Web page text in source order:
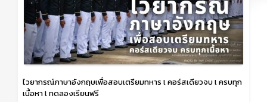
ไวยากรณ์ภาษาอังกฤษเพื่อสอบเตรียมทหาร l คอร์สเดียวจบ l ครบทุก
เนื้อหา l ทดลองเรียนฟรี